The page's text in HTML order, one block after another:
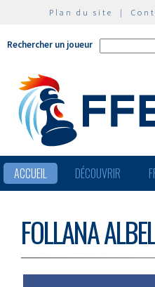
Plan du site |
Rechercher un joueur
ACCUEIL DÉCOUVRIR
FOLLANA